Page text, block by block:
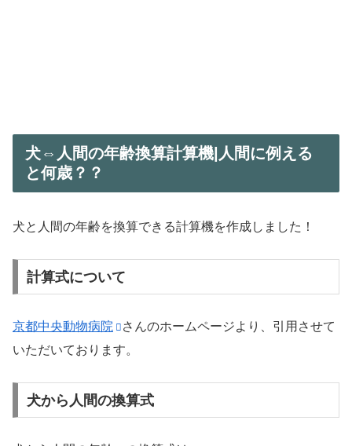
犬⇔人間の年齢換算計算機|人間に例える
と何歳？？
犬と人間の年齢を換算できる計算機を作成しました！
計算式について
京都中央動物病院
さんのホームページより、引用させて
いただいております。
犬から人間の換算式